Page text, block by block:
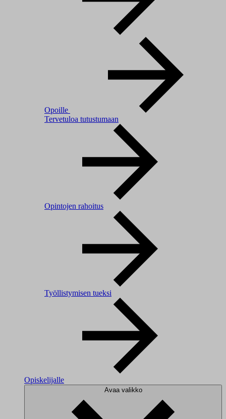
Opoille
Tervetuloa tutustumaan
Opintojen rahoitus
Työllistymisen tueksi
Opiskelijalle
Avaa valikko